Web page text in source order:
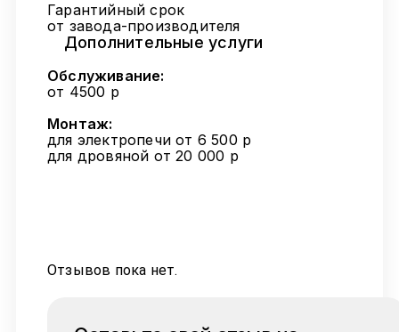
Гарантийный срок
от завода-производителя
Дополнительные услуги
Обслуживание:
от 4500 р
Монтаж:
для электропечи от 6 500 р
для дровяной от 20 000 р
Отзывов пока нет.